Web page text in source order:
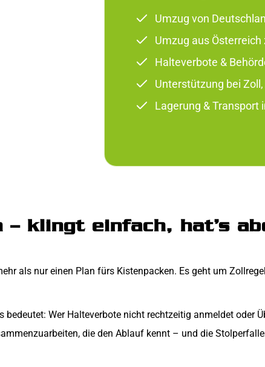
Umzug von
Umzug aus
Halteverbote &
Unterstützung bei
Lagerung &
– klingt einfach, hat’s
als nur einen Plan fürs Kistenpacken. Es geht um
Wer Halteverbote nicht rechtzeitig anmeldet oder
die den Ablauf kennt – und die